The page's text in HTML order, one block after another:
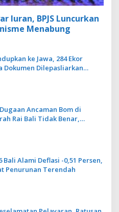
Iuran, BPJS Luncurkan
Menabung
ke Jawa, 284 Ekor
Dokumen Dilepasliarkan
Penyakit
Ancaman Bom di
Rai Bali Tidak Benar,
Lancar
Deflasi -0,51 Persen,
Penurunan Terendah